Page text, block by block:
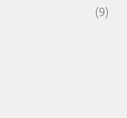
(9)